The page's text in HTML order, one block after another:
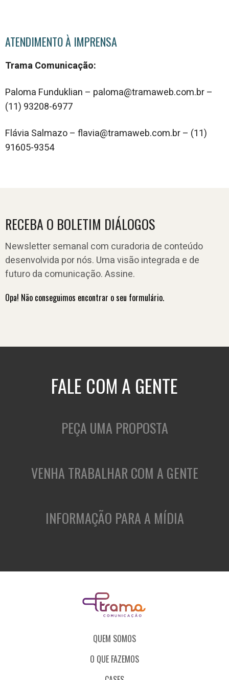
ATENDIMENTO À IMPRENSA
Trama Comunicação:
Paloma Funduklian – paloma@tramaweb.com.br –
(11) 93208-6977
Flávia Salmazo – flavia@tramaweb.com.br – (11)
91605-9354
RECEBA O BOLETIM DIÁLOGOS
Newsletter semanal com curadoria de conteúdo
desenvolvida por nós. Uma visão integrada e de
futuro da comunicação. Assine.
Opa! Não conseguimos encontrar o seu formulário.
FALE COM A GENTE
PEÇA UMA PROPOSTA
VENHA TRABALHAR COM A GENTE
INFORMAÇÃO PARA A MÍDIA
QUEM SOMOS
O QUE FAZEMOS